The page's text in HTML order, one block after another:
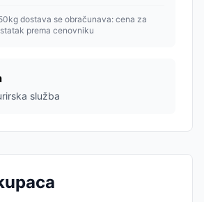
dostava se obračunava: cena za
prema cenovniku
služba